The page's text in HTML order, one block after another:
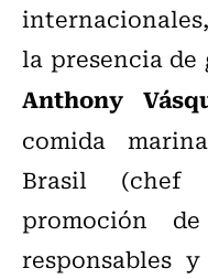
la presencia de
Anthony
comida
Brasil (chef
promoción
responsables